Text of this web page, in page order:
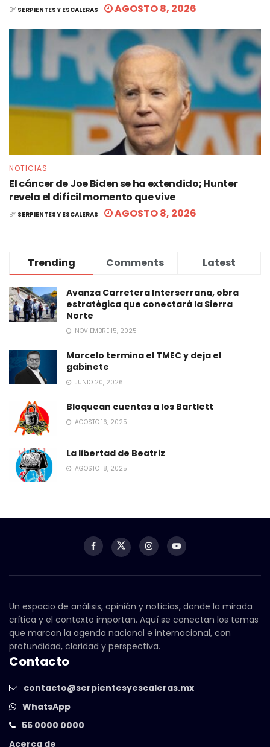
BY SERPIENTES Y ESCALERAS AGOSTO 8, 2026
NOTICIAS
El cáncer de Joe Biden se ha extendido; Hunter
revela el difícil momento que vive
BY SERPIENTES Y ESCALERAS AGOSTO 8, 2026
Trending Comments Latest
Avanza Carretera Interserrana, obra
estratégica que conectará la Sierra
Norte
NOVIEMBRE 15, 2025
Marcelo termina el TMEC y deja el
gabinete
JUNIO 20, 2026
Bloquean cuentas a los Bartlett
AGOSTO 16, 2025
La libertad de Beatriz
AGOSTO 18, 2025
Un espacio de análisis, opinión y noticias, donde la mirada
crítica y el contexto importan. Aquí se conectan los temas
que marcan la agenda nacional e internacional, con
profundidad, claridad y perspectiva.
Contacto
contacto@serpientesyescaleras.mx
WhatsApp
55 0000 0000
Acerca de